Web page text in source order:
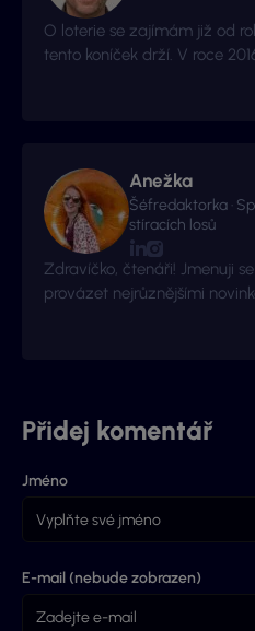
O loterie se zajímám již od
tento koníček drží. V roce
web Vyhraj.com, který jsem
prodal, avšak za podmínek,
mnohem více informací.
Anežka
Šéfredaktorka ·
stíracích losů
Zdravíčko, čtenáři! Jmenuji
provázet nejrůznějšími
Přidej komentář
Jméno
E-mail (nebude zobrazen)